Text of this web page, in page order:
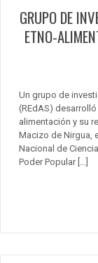
GRUPO DE
ETNO-
Un grupo de
(REdAS)
alimentación y su
Macizo de Nirgua,
Nacional de
Poder Popular […]